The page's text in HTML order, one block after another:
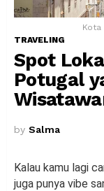
Kota
TRAVELING
Spot
Potugal
by Salma
Kalau kamu lagi
juga punya vibe